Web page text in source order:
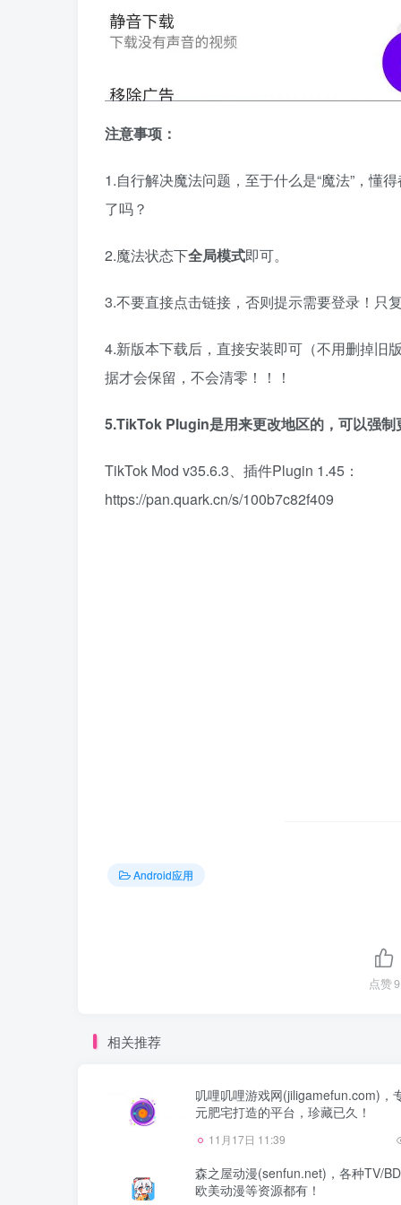
注意事项：
1.自行解决魔法问题，至于什么是“魔法”，懂
了吗？
2.魔法状态下全局模式即可。
3.不要直接点击链接，否则提示需要登录！只
4.新版本下载后，直接安装即可（不用删掉旧
据才会保留，不会清零！！！
5.TikTok Plugin是用来更改地区的，可以强制
TikTok Mod v35.6.3、插件Plugin 1.45：
https://pan.quark.cn/s/100b7c82f409
Android应用
点赞9
相关推荐
叽哩叽哩游戏网(jiligamefun.com)，
元肥宅打造的平台，珍藏已久！
11月17日 11:39
森之屋动漫(senfun.net)，各种TV/
欧美动漫等资源都有！